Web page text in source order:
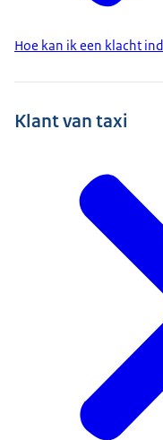
Hoe kan ik een klacht
Klant van taxi